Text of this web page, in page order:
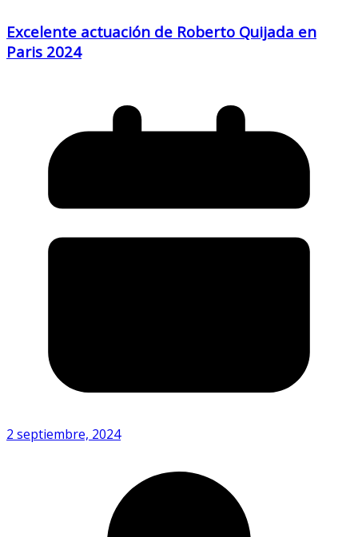
Excelente actuación de Roberto Quijada en
Paris 2024
2 septiembre, 2024